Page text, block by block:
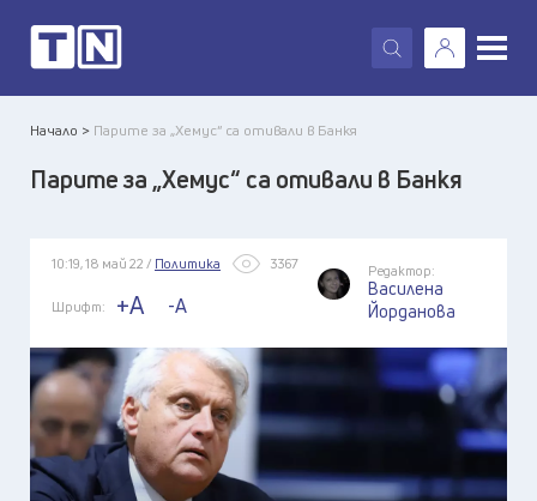
X
Начало > Парите за „Хемус“ са отивали в Банкя
Парите за „Хемус“ са отивали в Банкя
10:19, 18 май 22 / Политика 3367
Шрифт: +A -A
Редактор:
Василена
Йорданова